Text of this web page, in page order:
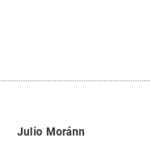
Julio Moránn